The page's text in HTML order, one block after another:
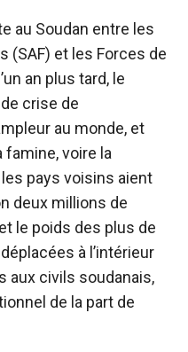
au Soudan entre les
(SAF) et les Forces de
an plus tard, le
crise de
au monde, et
voire la
pays voisins aient
deux millions de
le poids des plus de
à l’intérieur
aux civils soudanais,
de la part de